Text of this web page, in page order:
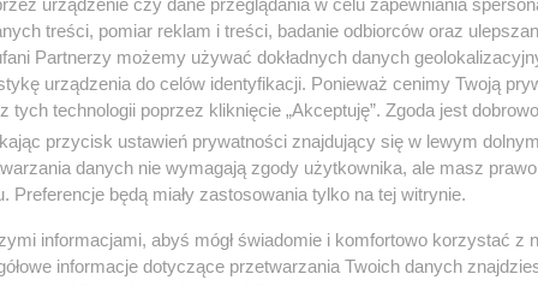
jego wpływem na kulturę, cywilizację, ludzkość?
lecz prowadzenie JEDNOSTKI do zbawienia
(tylko) chrześcijaństwo prowadzi Boga, to po co je
treści, pomiar reklam i treści, badanie odbiorców oraz
Partnerzy możemy używać dokładnych danych
urządzenia do celów identyfikacji. Ponieważ cenimy Twoją
tych technologii poprzez kliknięcie „Akceptuję”. Zgoda jest
przycisk ustawień prywatności znajdujący się w lewym
danych nie wymagają zgody użytkownika, ale masz
Preferencje będą miały zastosowania tylko na tej witrynie.
informacjami, abyś mógł świadomie i komfortowo korzystać z
informacje dotyczące przetwarzania Twoich danych